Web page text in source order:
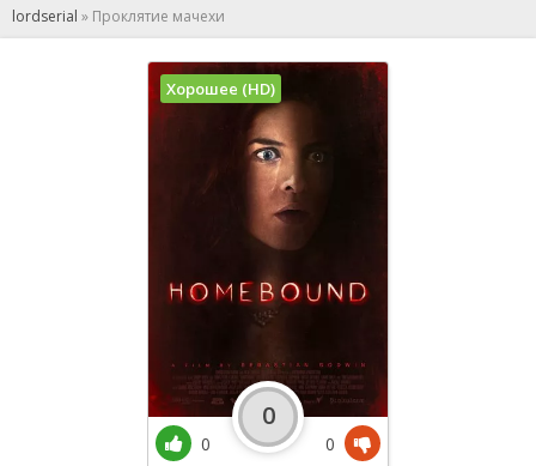
lordserial » Проклятие мачехи
Хорошее (HD)
0
0
0